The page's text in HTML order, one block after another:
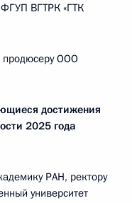
ВГТРК «ГТК
продюсеру ООО
достижения
2025 года
РАН, ректору
университет